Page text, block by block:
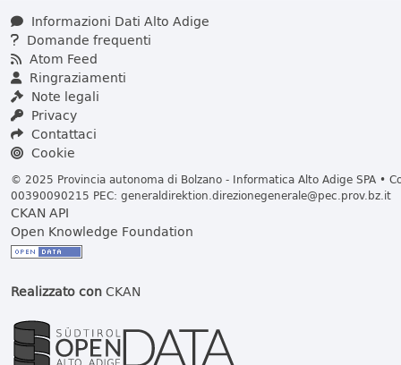
Informazioni Dati Alto Adige
Domande frequenti
Atom Feed
Ringraziamenti
Note legali
Privacy
Contattaci
Cookie
© 2025 Provincia autonoma di Bolzano - Informatica Alto Adige SPA •
00390090215 PEC: generaldirektion.direzionegenerale@pec.prov.bz.it
CKAN API
Open Knowledge Foundation
Realizzato conCKAN